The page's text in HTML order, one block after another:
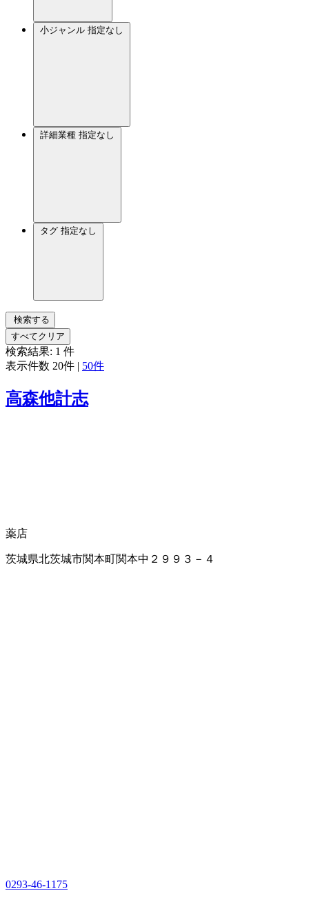
小ジャンル 指定なし
詳細業種 指定なし
タグ 指定なし
検索する
すべてクリア
検索結果: 1 件
表示件数 20件 | 50件
高森他計志
薬店
茨城県北茨城市関本町関本中２９９３－４
0293-46-1175